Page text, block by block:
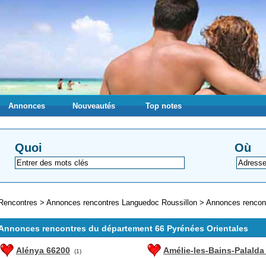
Annonces Nouveautés Top notes
Quoi Où
> Annonces rencontres Languedoc Roussillon > Annonces
rencontres du département 66 Pyrénées Orientales
Alénya 66200 (1) Amélie-les-Bains-Palalda